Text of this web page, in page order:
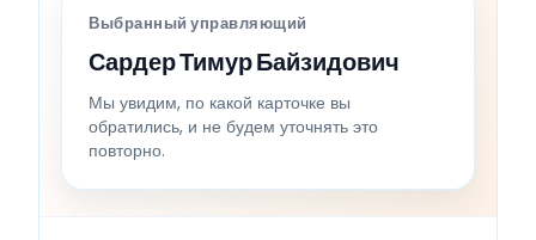
Выбранный управляющий
Сардер Тимур Байзидович
Мы увидим, по какой карточке вы
обратились, и не будем уточнять это
повторно.